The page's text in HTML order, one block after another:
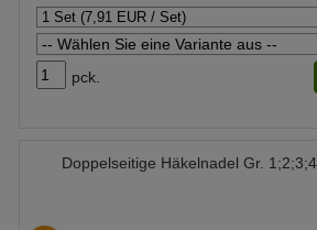
pck.
Doppelseitige Häkelnadel Gr.